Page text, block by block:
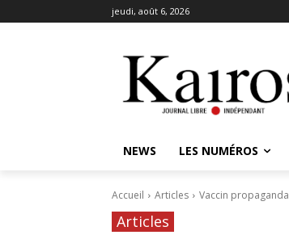
jeudi, août 6, 2026
NEWS LES NUMÉROS
Accueil Articles Vaccin propaganda
Articles